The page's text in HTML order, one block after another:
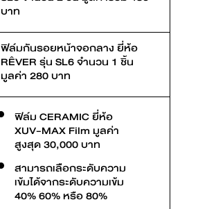
บาท
ฟิล์มกันรอยหน้าจอกลาง ยี่ห้อ
RÊVER รุ่น SL6 จำนวน 1 ชิ้น
มูลค่า 280 บาท
ฟิล์ม CERAMIC ยี่ห้อ
XUV-MAX Film มูลค่า
สูงสุด 30,000 บาท
สามารถเลือกระดับความ
เข้มได้จากระดับความเข้ม
40% 60% หรือ 80%